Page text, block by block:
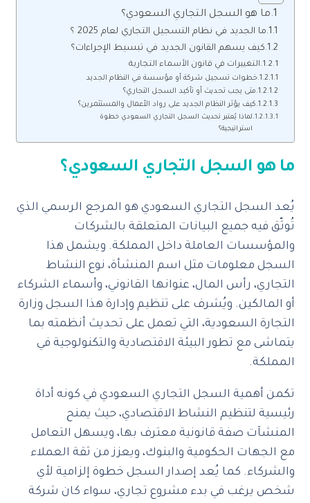
ما هو السجل التجاري السعودي؟
ما الجديد في نظام التسجيل التجاري لعام 2025 ؟
كيف يسهم القانون الجديد في تبسيط الإجراءات؟
التغييرات في قانون الأسماء التجارية
خطوات تسجيل شركة أو مؤسسة في النظام الجديد
متى يجب تحديث أو تأكيد السجل التجاري؟
كيف يؤثر النظام الجديد على رواد الأعمال والمستثمرين؟
‎لماذا يُعتبر تحديث السجل التجاري السعودي خطوة
استراتيجية؟
ما هو السجل التجاري السعودي؟
يُعد السجل التجاري السعودي هو المرجع الرسمي الذي
تُوثّق فيه جميع البيانات المتعلقة بالشركات
والمؤسسات العاملة داخل المملكة. ويشمل هذا
السجل معلومات مثل اسم المنشأة، نوع النشاط
التجاري، رأس المال، عنوانها القانوني، وأسماء الشركاء
أو المالكين. ويُشرف على تنظيم وإدارة هذا السجل وزارة
التجارة السعودية، التي تعمل على تحديث أنظمته بما
يتماشى مع تطور البيئة الاقتصادية والتكنولوجية في
المملكة.
تكمن أهمية السجل التجاري السعودي في كونه أداة
رئيسية لتنظيم النشاط الاقتصادي، حيث يمنح
المنشآت صفة قانونية معترف بها، ويسهل التعامل
مع الجهات الحكومية والبنوك، ويعزز من ثقة العملاء
والشركاء. كما يُعد إصدار السجل خطوة إلزامية لأي
شخص يرغب في بدء مشروع تجاري، سواء كان شركة